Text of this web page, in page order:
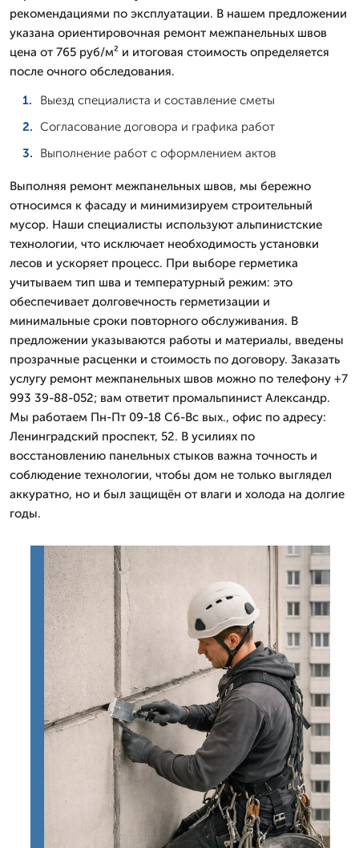
рекомендациями по эксплуатации. В нашем предложении
указана ориентировочная ремонт межпанельных швов
цена от 765 руб/м² и итоговая стоимость определяется
после очного обследования.
Выезд специалиста и составление сметы
Согласование договора и графика работ
Выполнение работ с оформлением актов
Выполняя ремонт межпанельных швов, мы бережно
относимся к фасаду и минимизируем строительный
мусор. Наши специалисты используют альпинистские
технологии, что исключает необходимость установки
лесов и ускоряет процесс. При выборе герметика
учитываем тип шва и температурный режим: это
обеспечивает долговечность герметизации и
минимальные сроки повторного обслуживания. В
предложении указываются работы и материалы, введены
прозрачные расценки и стоимость по договору. Заказать
услугу ремонт межпанельных швов можно по телефону +7
993 39-88-052; вам ответит промальпинист Александр.
Мы работаем Пн-Пт 09-18 Сб-Вс вых., офис по адресу:
Ленинградский проспект, 52. В усилиях по
восстановлению панельных стыков важна точность и
соблюдение технологии, чтобы дом не только выглядел
аккуратно, но и был защищён от влаги и холода на долгие
годы.